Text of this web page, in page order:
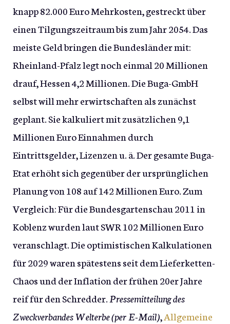
knapp 82.000 Euro Mehrkosten, gestreckt über
einen Tilgungszeitraum bis zum Jahr 2054. Das
meiste Geld bringen die Bundesländer mit:
Rheinland-Pfalz legt noch einmal 20 Millionen
drauf, Hessen 4,2 Millionen. Die Buga-GmbH
selbst will mehr erwirtschaften als zunächst
geplant. Sie kalkuliert mit zusätzlichen 9,1
Millionen Euro Einnahmen durch
Eintrittsgelder, Lizenzen u. ä. Der gesamte Buga-
Etat erhöht sich gegenüber der ursprünglichen
Planung von 108 auf 142 Millionen Euro. Zum
Vergleich: Für die Bundesgartenschau 2011 in
Koblenz wurden laut SWR 102 Millionen Euro
veranschlagt. Die optimistischen Kalkulationen
für 2029 waren spätestens seit dem Lieferketten-
Chaos und der Inflation der frühen 20er Jahre
reif für den Schredder. Pressemitteilung des
Zweckverbandes Welterbe(per E-Mail),Allgemeine